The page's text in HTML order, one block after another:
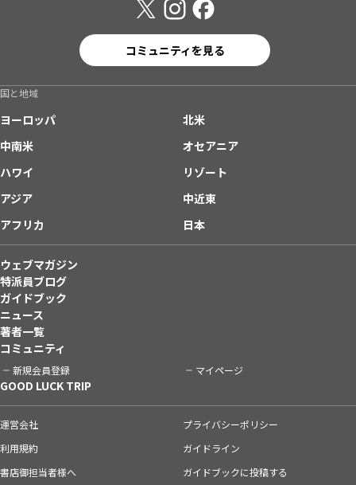
コミュニティを見る
国と地域
ヨーロッパ
北米
中南米
オセアニア
ハワイ
リゾート
アジア
中近東
アフリカ
日本
ウェブマガジン
特派員ブログ
ガイドブック
ニュース
著者一覧
コミュニティ
新規会員登録 マイページ
GOOD LUCK TRIP
運営会社
プライバシーポリシー
利用規約
ガイドライン
書店御担当者様へ
ガイドブックに投稿する